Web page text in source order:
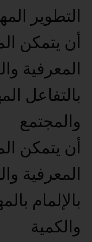
التطوير
أن يتمكن
المعرفية
بالتفاعل
والمجتمع
أن يتمكن
المعرفية
بالإلمام
والكمية